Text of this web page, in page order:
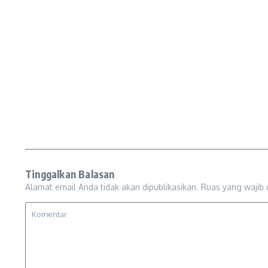
Tinggalkan Balasan
Alamat email Anda tidak akan dipublikasikan. Ruas yang wajib